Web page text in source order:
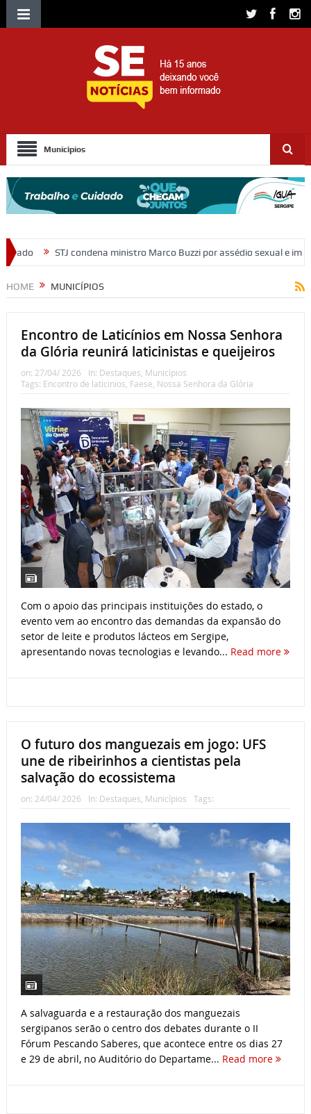
Municípios
ministro Marco Buzzi por assédio sexual e importunação
HOME MUNICÍPIOS
Encontro de Laticínios em Nossa Senhora
da Glória reunirá laticinistas e queijeiros
on: 27/04/ 2026 In: Destaques, Municípios
Tags: Encontro de laticinios, Faese, Nossa Senhora da Glória
Com o apoio das principais instituições do estado, o
evento vem ao encontro das demandas da expansão do
setor de leite e produtos lácteos em Sergipe,
apresentando novas tecnologias e levando... Read more
O futuro dos manguezais em jogo: UFS
une de ribeirinhos a cientistas pela
salvação do ecossistema
on: 24/04/ 2026 In: Destaques, Municípios Tags:
A salvaguarda e a restauração dos manguezais
sergipanos serão o centro dos debates durante o II
Fórum Pescando Saberes, que acontece entre os dias 27
e 29 de abril, no Auditório do Departame... Read more